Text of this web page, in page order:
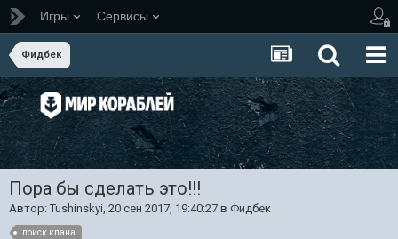
Игры Сервисы
Фидбек
Пора бы сделать это!!!
Автор: Tushinskyi, 20 сен 2017, 19:40:27 в Фидбек
поиск клана